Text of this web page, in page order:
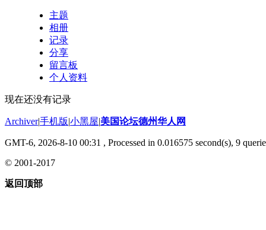
主题
相册
记录
分享
留言板
个人资料
现在还没有记录
Archiver|手机版|小黑屋|美国论坛德州华人网
GMT-6, 2026-8-10 00:31 , Processed in 0.016575 second(s), 9
© 2001-2017
返回顶部